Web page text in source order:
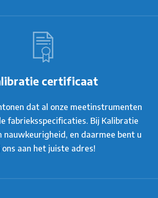
certificaat
dat al onze meetinstrumenten
fabrieksspecificaties. Bij Kalibratie
nauwkeurigheid, en daarmee bent u
ons aan het juiste adres!